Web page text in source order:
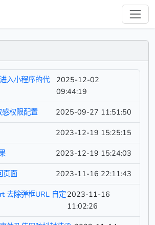
入小程序的代
2025-12-02
09:44:19
权限配置
2025-09-27 11:51:50
2023-12-19 15:25:15
2023-12-19 15:24:03
页面
2023-11-16 22:11:43
去除弹框URL 自定2023-11-16
11:02:26